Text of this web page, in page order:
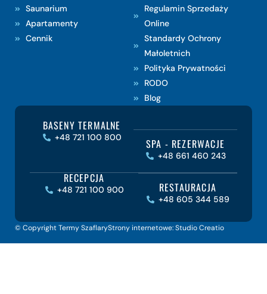
Saunarium
Apartamenty
Cennik
Regulamin Sprzedaży
Online
Standardy Ochrony
Małoletnich
Polityka Prywatności
RODO
Blog
BASENY TERMALNE
+48 721 100 800 SPA - REZERWACJE
+48 661 460 243
RECEPCJA
+48 721 100 900 RESTAURACJA
+48 605 344 589
© Copyright Termy SzaflaryStrony internetowe:Studio Creatio